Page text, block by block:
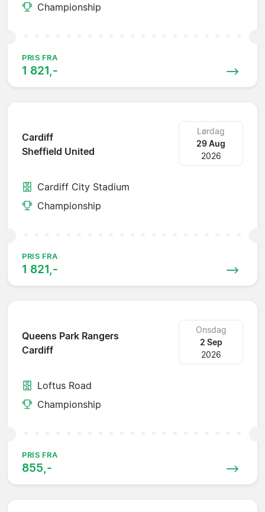
Championship
PRIS FRA
1 821,-
Cardiff
Sheffield United
Lørdag
29 Aug
2026
Cardiff City Stadium
Championship
PRIS FRA
1 821,-
Queens Park Rangers
Cardiff
Onsdag
2 Sep
2026
Loftus Road
Championship
PRIS FRA
855,-